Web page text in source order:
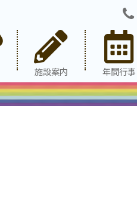
施設案内 年間行事